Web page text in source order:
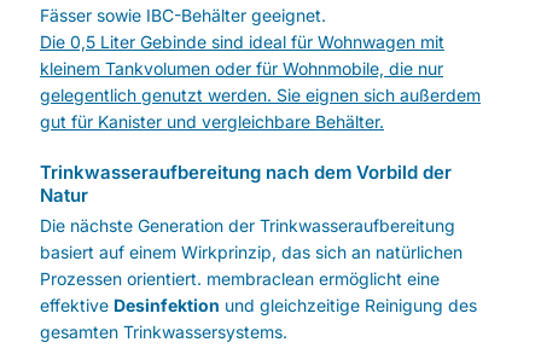
Fässer sowie IBC-Behälter geeignet.
Die 0,5 Liter Gebinde sind ideal für Wohnwagen mit
kleinem Tankvolumen oder für Wohnmobile, die nur
gelegentlich genutzt werden. Sie eignen sich außerdem
gut für Kanister und vergleichbare Behälter.
Trinkwasseraufbereitung nach dem Vorbild der
Natur
Die nächste Generation der Trinkwasseraufbereitung
basiert auf einem Wirkprinzip, das sich an natürlichen
Prozessen orientiert. membraclean ermöglicht eine
effektive Desinfektion und gleichzeitige Reinigung des
gesamten Trinkwassersystems.